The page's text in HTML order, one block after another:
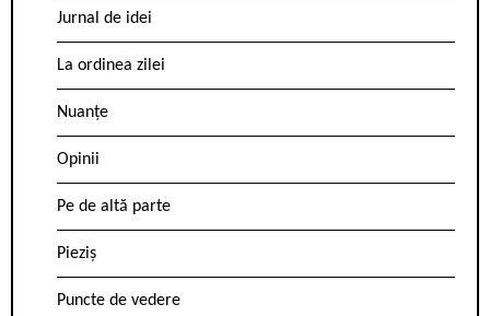
Jurnal de idei
La ordinea zilei
Nuanțe
Opinii
Pe de altă parte
Pieziș
Puncte de vedere